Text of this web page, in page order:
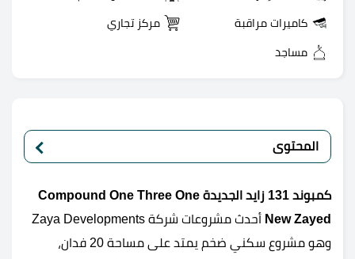
كاميرات مراقبة مركز تجاري
مساجد
المحتوى
كمبوند 131 زايد الجديدة Compound One Three One
New Zayed
أحدث مشروعات شركة Zaya Developments
وهو مشروع سكني ضخم يمتد على مساحة 20 فدان،